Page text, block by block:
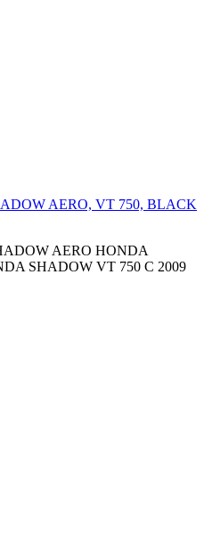
AERO, VT 750, BLACK
AERO HONDA
SHADOW VT 750 C 2009